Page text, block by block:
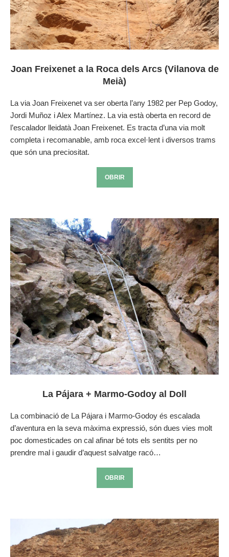
Joan Freixenet a la Roca dels Arcs (Vilanova de
Meià)
La via Joan Freixenet va ser oberta l’any 1982 per Pep Godoy,
Jordi Muñoz i Alex Martínez. La via està oberta en record de
l’escalador lleidatà Joan Freixenet. Es tracta d’una via molt
completa i recomanable, amb roca excel·lent i diversos trams
que són una preciositat.
OBRIR
La Pájara + Marmo-Godoy al Doll
La combinació de La Pájara i Marmo-Godoy és escalada
d’aventura en la seva màxima expressió, són dues vies molt
poc domesticades on cal afinar bé tots els sentits per no
prendre mal i gaudir d’aquest salvatge racó…
OBRIR